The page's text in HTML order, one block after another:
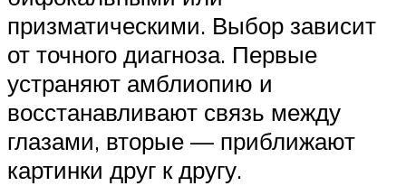
призматическими. Выбор зависит
от точного диагноза. Первые
устраняют амблиопию и
восстанавливают связь между
глазами, вторые — приближают
картинки друг к другу.